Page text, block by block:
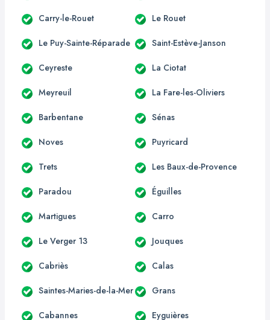
Carry-le-Rouet Le Rouet
Le Puy-Sainte-Réparade Saint-Estève-Janson
Ceyreste La Ciotat
Meyreuil La Fare-les-Oliviers
Barbentane Sénas
Noves Puyricard
Trets Les Baux-de-Provence
Paradou Éguilles
Martigues Carro
Le Verger 13 Jouques
Cabriès Calas
Saintes-Maries-de-la-Mer Grans
Cabannes Eyguières